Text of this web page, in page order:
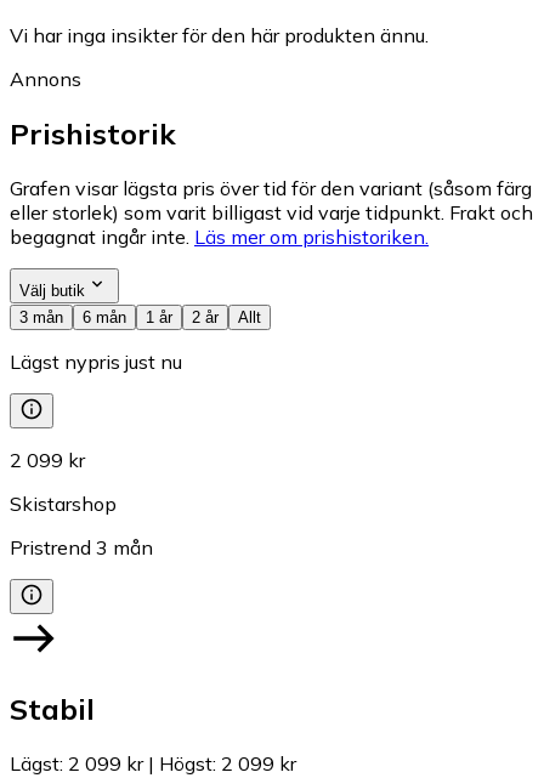
Vi har inga insikter för den här produkten ännu.
Annons
Prishistorik
Grafen visar lägsta pris över tid för den variant (såsom färg
eller storlek) som varit billigast vid varje tidpunkt. Frakt och
begagnat ingår inte. Läs mer om prishistoriken.
Välj butik
3 mån
6 mån 1 år 2 år Allt
Lägst nypris just nu
2 099 kr
Skistarshop
Pristrend 3 mån
Stabil
Lägst: 2 099 kr| Högst: 2 099 kr